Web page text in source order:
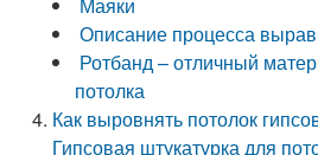
Описание процесса
Ротбанд – отличный
потолка
Как выровнять потолок
Гипсовая штукатурка для